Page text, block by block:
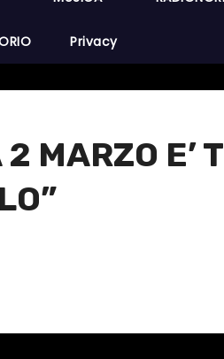
Privacy
MARZO E’